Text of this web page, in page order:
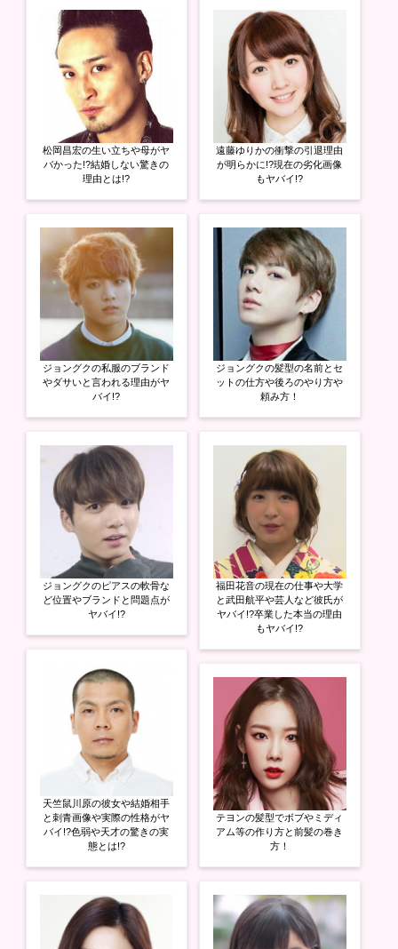
ウ
で
開
す
に
は
ク
リ
ッ
ク
し
て
く
だ
さ
い
(
新
し
い
ウ
ド
ウ
で
き
ま
す
有
(
新
し
い
ウ
ィ
ン
ド
ウ
で
開
き
ま
す
松岡昌宏の生い立ちや母がヤ
バかった!?結婚しない驚きの
理由とは!?
ジョングクの私服のブランド
やダサいと言われる理由がヤ
バイ!?
ジョングクのピアスの軟骨な
ど位置やブランドと問題点が
ヤバイ!?
天竺鼠川原の彼女や結婚相手
と刺青画像や実際の性格がヤ
バイ!?色弱や天才の驚きの実
態とは!?
遠藤ゆりかの衝撃の引退理由
が明らかに!?現在の劣化画像
もヤバイ!?
ジョングクの髪型の名前とセ
ットの仕方や後ろのやり方や
頼み方！
福田花音の現在の仕事や大学
と武田航平や芸人など彼氏が
ヤバイ!?卒業した本当の理由
もヤバイ!?
テヨンの髪型でボブやミディ
アム等の作り方と前髪の巻き
方！